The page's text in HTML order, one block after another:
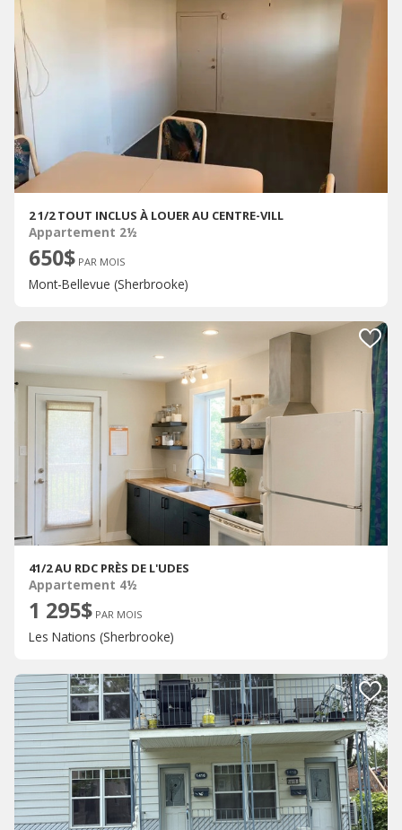
2 1/2 TOUT INCLUS À LOUER AU CENTRE-VILL
Appartement 2½
650$ PAR MOIS
Mont-Bellevue (Sherbrooke)
41/2 AU RDC PRÈS DE L'UDES
Appartement 4½
1 295$ PAR MOIS
Les Nations (Sherbrooke)